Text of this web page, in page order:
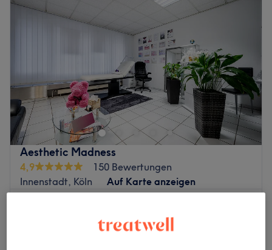
Aesthetic Madness
4,9
150 Bewertungen
Innenstadt, Köln
Auf Karte anzeigen
69 €
Schnellansicht Saloninfos